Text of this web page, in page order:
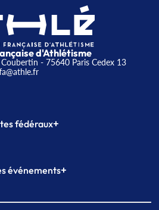
d'Athlétisme
- 75640 Paris Cedex 13
fédéraux+
Formation
événements+
de Paris indoor